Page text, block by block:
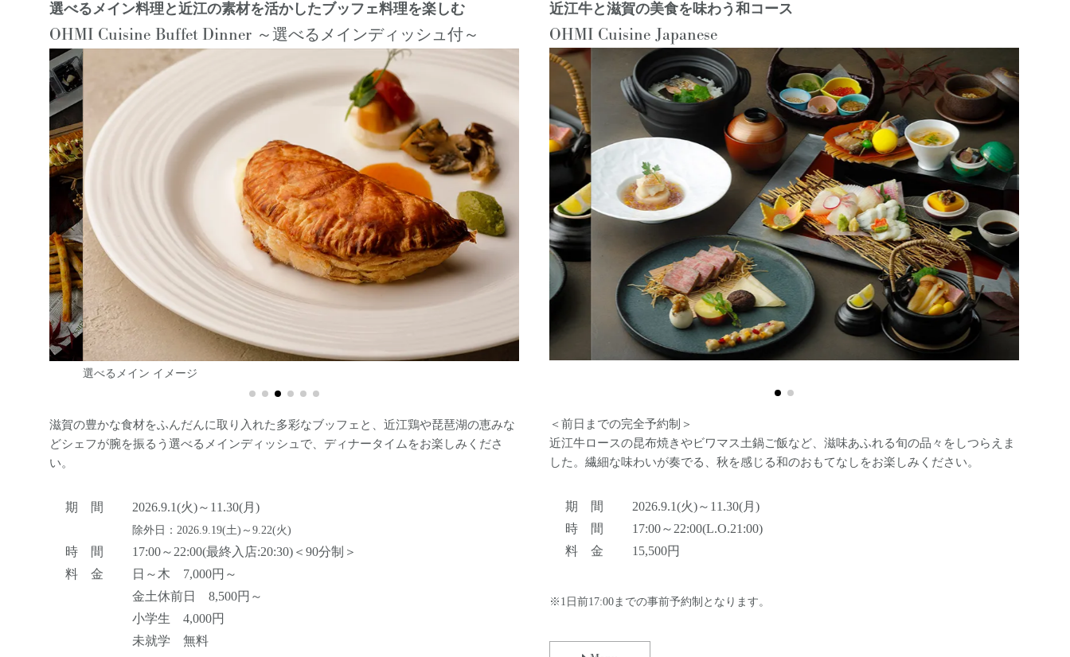
選べるメイン料理と近江の素材を活かしたブッフェ料理を楽しむ
OHMI Cuisine Buffet Dinner ～選べるメインディッシュ付～
選べるメイン イメージ
滋賀の豊かな食材をふんだんに取り入れた多彩なブッフェと、近江鶏や琵琶湖の恵みな
どシェフが腕を振るう選べるメインディッシュで、ディナータイムをお楽しみくださ
い。
期 間 2026.9.1(火)～11.30(月)
除外日：2026.9.19(土)～9.22(火)
時 間
17:00～22:00(最終入店:20:30)＜90分制＞
料 金
日～木 7,000円～
金土休前日 8,500円～
小学生 4,000円
未就学 無料
近江牛と滋賀の美食を味わう和コース
OHMI Cuisine Japanese
＜前日までの完全予約制＞
近江牛ロースの昆布焼きやビワマス土鍋ご飯など、滋味あふれる旬の品々をしつらえま
した。繊細な味わいが奏でる、秋を感じる和のおもてなしをお楽しみください。
期 間
2026.9.1(火)～11.30(月)
時 間
17:00～22:00(L.O.21:00)
料 金
15,500円
※1日前17:00までの事前予約制となります。